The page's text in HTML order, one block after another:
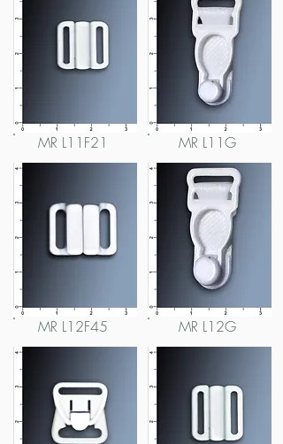
MR L11F21
MR L12F45
MR L11G
MR L12G